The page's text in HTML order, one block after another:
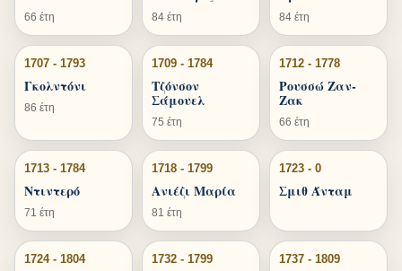
66 έτη 84 έτη 84 έτη
1707 - 1793
Γκολντόνι
86 έτη
1709 - 1784
Τζόνσον
Σάμουελ
75 έτη
1712 - 1778
Ρουσσώ Ζαν-
Ζακ
66 έτη
1713 - 1784
Ντιντερό
71 έτη
1718 - 1799
Ανιέζι Μαρία
81 έτη
1723 - 0
Σμιθ Άνταμ
1724 - 1804 1732 - 1799 1737 - 1809